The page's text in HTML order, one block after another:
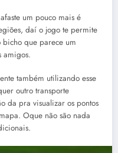
um pouco mais é
daí o jogo te permite
bicho que parece um
amigos.
também utilizando esse
outro transporte
da pra visualizar os pontos
Oque não são nada